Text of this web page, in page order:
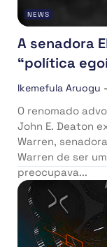
NEWS
A senadora
“política
Ikemefula Aruogu -
O renomado
John E. Deaton
Warren,
Warren de ser
preocupava...